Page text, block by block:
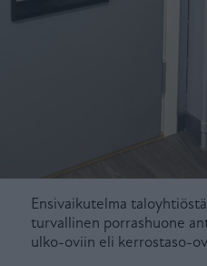
Ensivaikutelma
turvallinen porrashuone
ulko-oviin eli kerrostaso-